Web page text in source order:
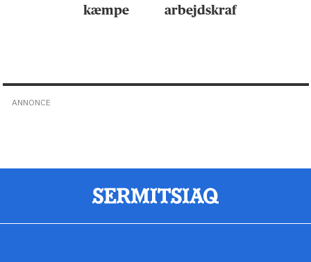
kæmpe
arbejdskraft
ANNONCE